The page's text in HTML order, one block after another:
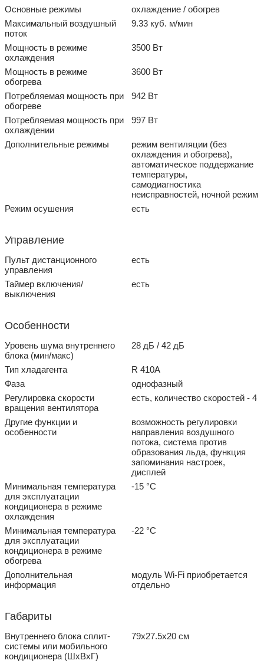
Основные режимы
охлаждение / обогрев
Максимальный воздушный
поток
9.33 куб. м/мин
Мощность в режиме
охлаждения
3500 Вт
Мощность в режиме
обогрева
3600 Вт
Потребляемая мощность при
обогреве
942 Вт
Потребляемая мощность при
охлаждении
997 Вт
Дополнительные режимы
режим вентиляции (без
охлаждения и обогрева),
автоматическое поддержание
температуры,
самодиагностика
неисправностей, ночной режим
Режим осушения
есть
Управление
Пульт дистанционного
управления
есть
Таймер включения/
выключения
есть
Особенности
Уровень шума внутреннего
блока (мин/макс)
28 дБ / 42 дБ
Тип хладагента
R 410A
Фаза
однофазный
Регулировка скорости
вращения вентилятора
есть, количество скоростей - 4
Другие функции и
особенности
возможность регулировки
направления воздушного
потока, система против
образования льда, функция
запоминания настроек,
дисплей
Минимальная температура
для эксплуатации
кондиционера в режиме
охлаждения
-15 °С
Минимальная температура
для эксплуатации
кондиционера в режиме
обогрева
-22 °С
Дополнительная
информация
модуль Wi-Fi приобретается
отдельно
Габариты
Внутреннего блока сплит-
системы или мобильного
кондиционера (ШxВxГ)
79x27.5x20 см